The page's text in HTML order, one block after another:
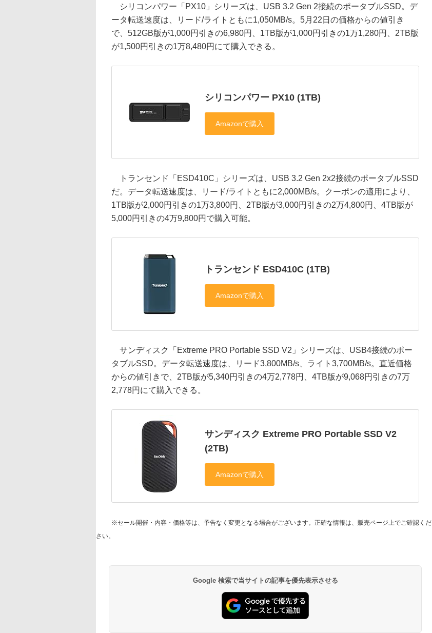
シリコンパワー「PX10」シリーズは、USB 3.2 Gen 2接続のポータブルSSD。デ
ータ転送速度は、リード/ライトともに1,050MB/s。5月22日の価格からの値引き
で、512GB版が1,000円引きの6,980円、1TB版が1,000円引きの1万1,280円、2TB版
が1,500円引きの1万8,480円にて購入できる。
シリコンパワー PX10 (1TB)
トランセンド「ESD410C」シリーズは、USB 3.2 Gen 2x2接続のポータブルSSD
だ。データ転送速度は、リード/ライトともに2,000MB/s。クーポンの適用により、
1TB版が2,000円引きの1万3,800円、2TB版が3,000円引きの2万4,800円、4TB版が
5,000円引きの4万9,800円で購入可能。
トランセンド ESD410C (1TB)
サンディスク「Extreme PRO Portable SSD V2」シリーズは、USB4接続のポー
タブルSSD。データ転送速度は、リード3,800MB/s、ライト3,700MB/s。直近価格
からの値引きで、2TB版が5,340円引きの4万2,778円、4TB版が9,068円引きの7万
2,778円にて購入できる。
サンディスク Extreme PRO Portable SSD V2
(2TB)
※セール開催・内容・価格等は、予告なく変更となる場合がございます。正確な情報は、販売ページ上でご確認くだ
さい。
Google 検索で当サイトの記事を優先表示させる